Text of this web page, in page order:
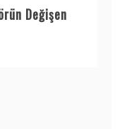
Değişen